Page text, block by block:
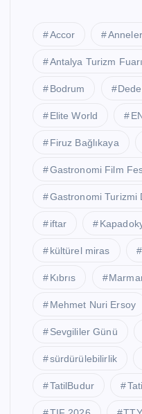
Accor
Antalya Turizm Fuarı
Bodrum
Elite World
Firuz Bağlıkaya
Gastronomi Film
Gastronomi Turizmi
iftar
kültürel miras
Kıbrıs
Mehmet Nuri Ersoy
Sevgililer Günü
sürdürülebilirlik
TatilBudur